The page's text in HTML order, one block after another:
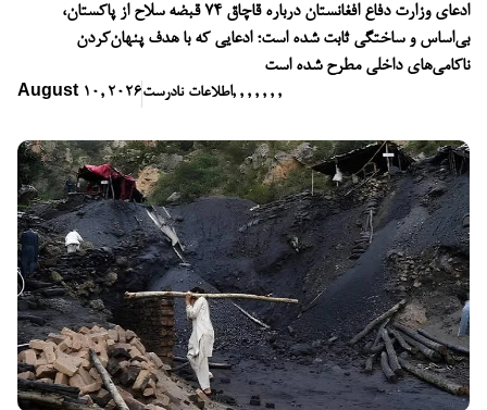
ادعای وزارت دفاع افغانستان درباره قاچاق ۷۴ قبضه سلاح از پاکستان،
بی‌اساس و ساختگی ثابت شده است؛ ادعایی که با هدف پنهان‌کردن
ناکامی‌های داخلی مطرح شده است
August 10, 2026اطلاعات نادرست, , , , , , ,